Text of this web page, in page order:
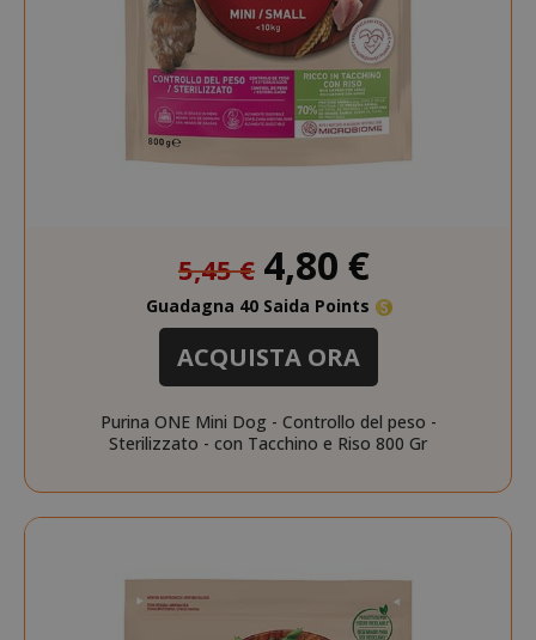
5,45 € speciale
4,80 €
Guadagna 40 Saida Points
ACQUISTA ORA
Purina ONE Mini Dog - Controllo del peso -
Sterilizzato - con Tacchino e Riso 800 Gr